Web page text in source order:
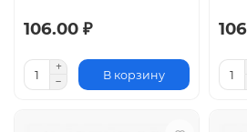
106.00 ₽
В корзину